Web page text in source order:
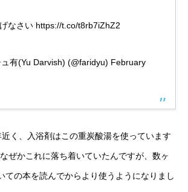
なさい https://t.co/t8rb7iZhZ2
有(Yu Darvish) (@faridyu) February
く、入浴剤はこの重炭酸湯を使っています
ぜかこれに落ち着いていたんですが、数ヶ
ての本を読んでからより使うようになりまし